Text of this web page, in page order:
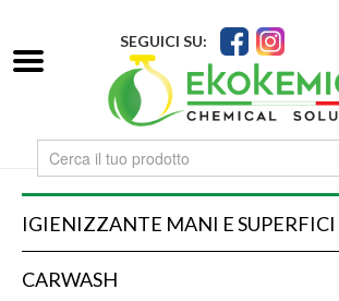
SEGUICI SU:
IGIENIZZANTE MANI E SUPERFICI
CARWASH